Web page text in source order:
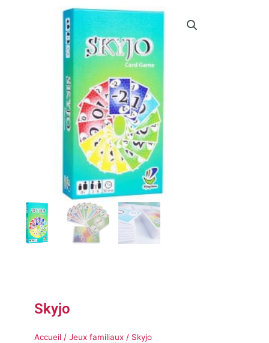
Skyjo
Accueil/ Jeux familiaux/ Skyjo